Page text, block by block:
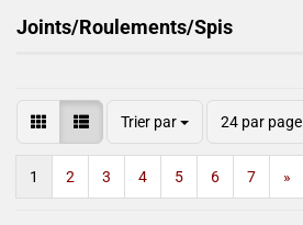
Joints/Roulements/Spis
Trier par 24 par page
1 2 3 4 5 6 7 »